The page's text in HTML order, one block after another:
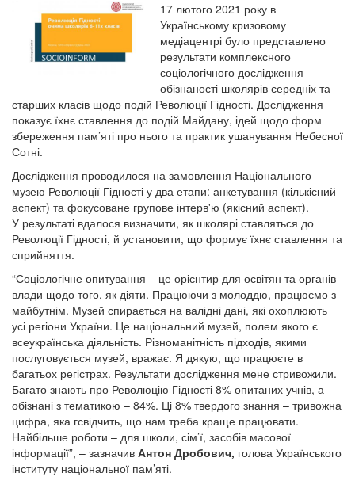
17 лютого 2021 року в
Українському кризовому
медіацентрі було представлено
результати комплексного
соціологічного дослідження
обізнаності школярів середніх та
старших класів щодо подій Революції Гідності. Дослідження
показує їхнє ставлення до подій Майдану, ідей щодо форм
збереження пам’яті про нього та практик ушанування Небесної
Сотні.
Дослідження проводилося на замовлення Національного
музею Революції Гідності у два етапи: анкетування (кількісний
аспект) та фокусоване групове інтерв'ю (якісний аспект).
У результаті вдалося визначити, як школярі ставляться до
Революції Гідності, й установити, що формує їхнє ставлення та
сприйняття.
“Соціологічне опитування – це орієнтир для освітян та органів
влади щодо того, як діяти. Працюючи з молоддю, працюємо з
майбутнім. Музей спирається на валідні дані, які охоплюють
усі регіони України. Це національний музей, полем якого є
всеукраїнська діяльність. Різноманітність підходів, якими
послуговується музей, вражає. Я дякую, що працюєте в
багатьох регістрах. Результати дослідження мене стривожили.
Багато знають про Революцію Гідності 8% опитаних учнів, а
обізнані з тематикою – 84%. Ці 8% твердого знання – тривожна
цифра, яка гсвідчить, що нам треба краще працювати.
Найбільше роботи – для школи, сім’ї, засобів масової
інформації”, – зазначив Антон Дробович, голова Українського
інституту національної пам’яті.